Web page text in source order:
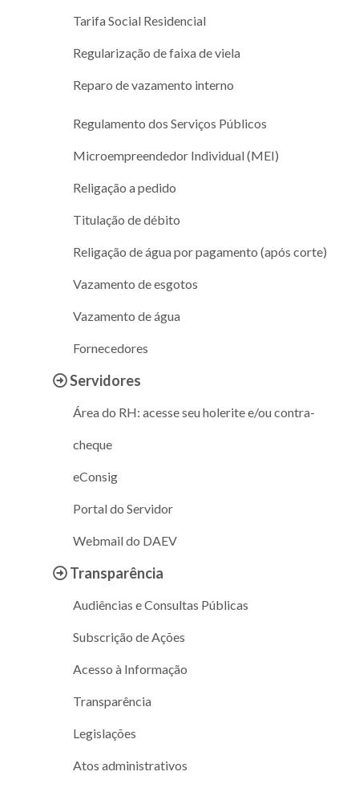
Tarifa Social Residencial
Regularização de faixa de viela
Reparo de vazamento interno
Regulamento dos Serviços Públicos
Microempreendedor Individual (MEI)
Religação a pedido
Titulação de débito
Religação de água por pagamento (após corte)
Vazamento de esgotos
Vazamento de água
Fornecedores
Servidores
Área do RH: acesse seu holerite e/ou contra-
cheque
eConsig
Portal do Servidor
Webmail do DAEV
Transparência
Audiências e Consultas Públicas
Subscrição de Ações
Acesso à Informação
Transparência
Legislações
Atos administrativos